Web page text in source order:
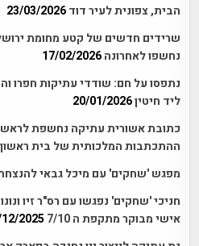
הבית, צפונית לעיר דוד 23/03/2026
שרידים חדשים של קטע מחומת
נחשפו לאחרונה 17/02/2026
נתפסו על חם: שודדי עתיקות חפרו
ליד חיטין20/01/2026
כתובת אשורית עתיקה נחשפת
ההתכתבות המלכותית של בית ראשון
מפגש 'שחקים' עם מיכל גבאי
חניכי 'שחקים' נפגשו עם רס"ר זיו
אישי מבוקר מתקפת ה 7/10
2025